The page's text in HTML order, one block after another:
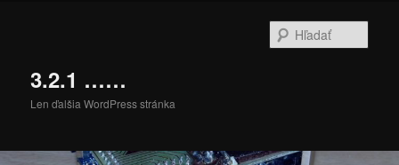
3.2.1 ……
Len ďalšia WordPress stránka